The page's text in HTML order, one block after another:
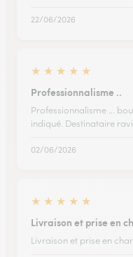
22/06/2026
★ ★ ★ ★ ★
Professionnalisme ..
Professionnalisme ...
indiqué. Destinataire
02/06/2026
★ ★ ★ ★ ★
Livraison et prise en
Livraison et prise en